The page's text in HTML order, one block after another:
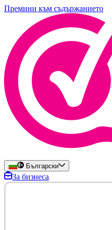
Премини към съдържанието
Български
За бизнеса